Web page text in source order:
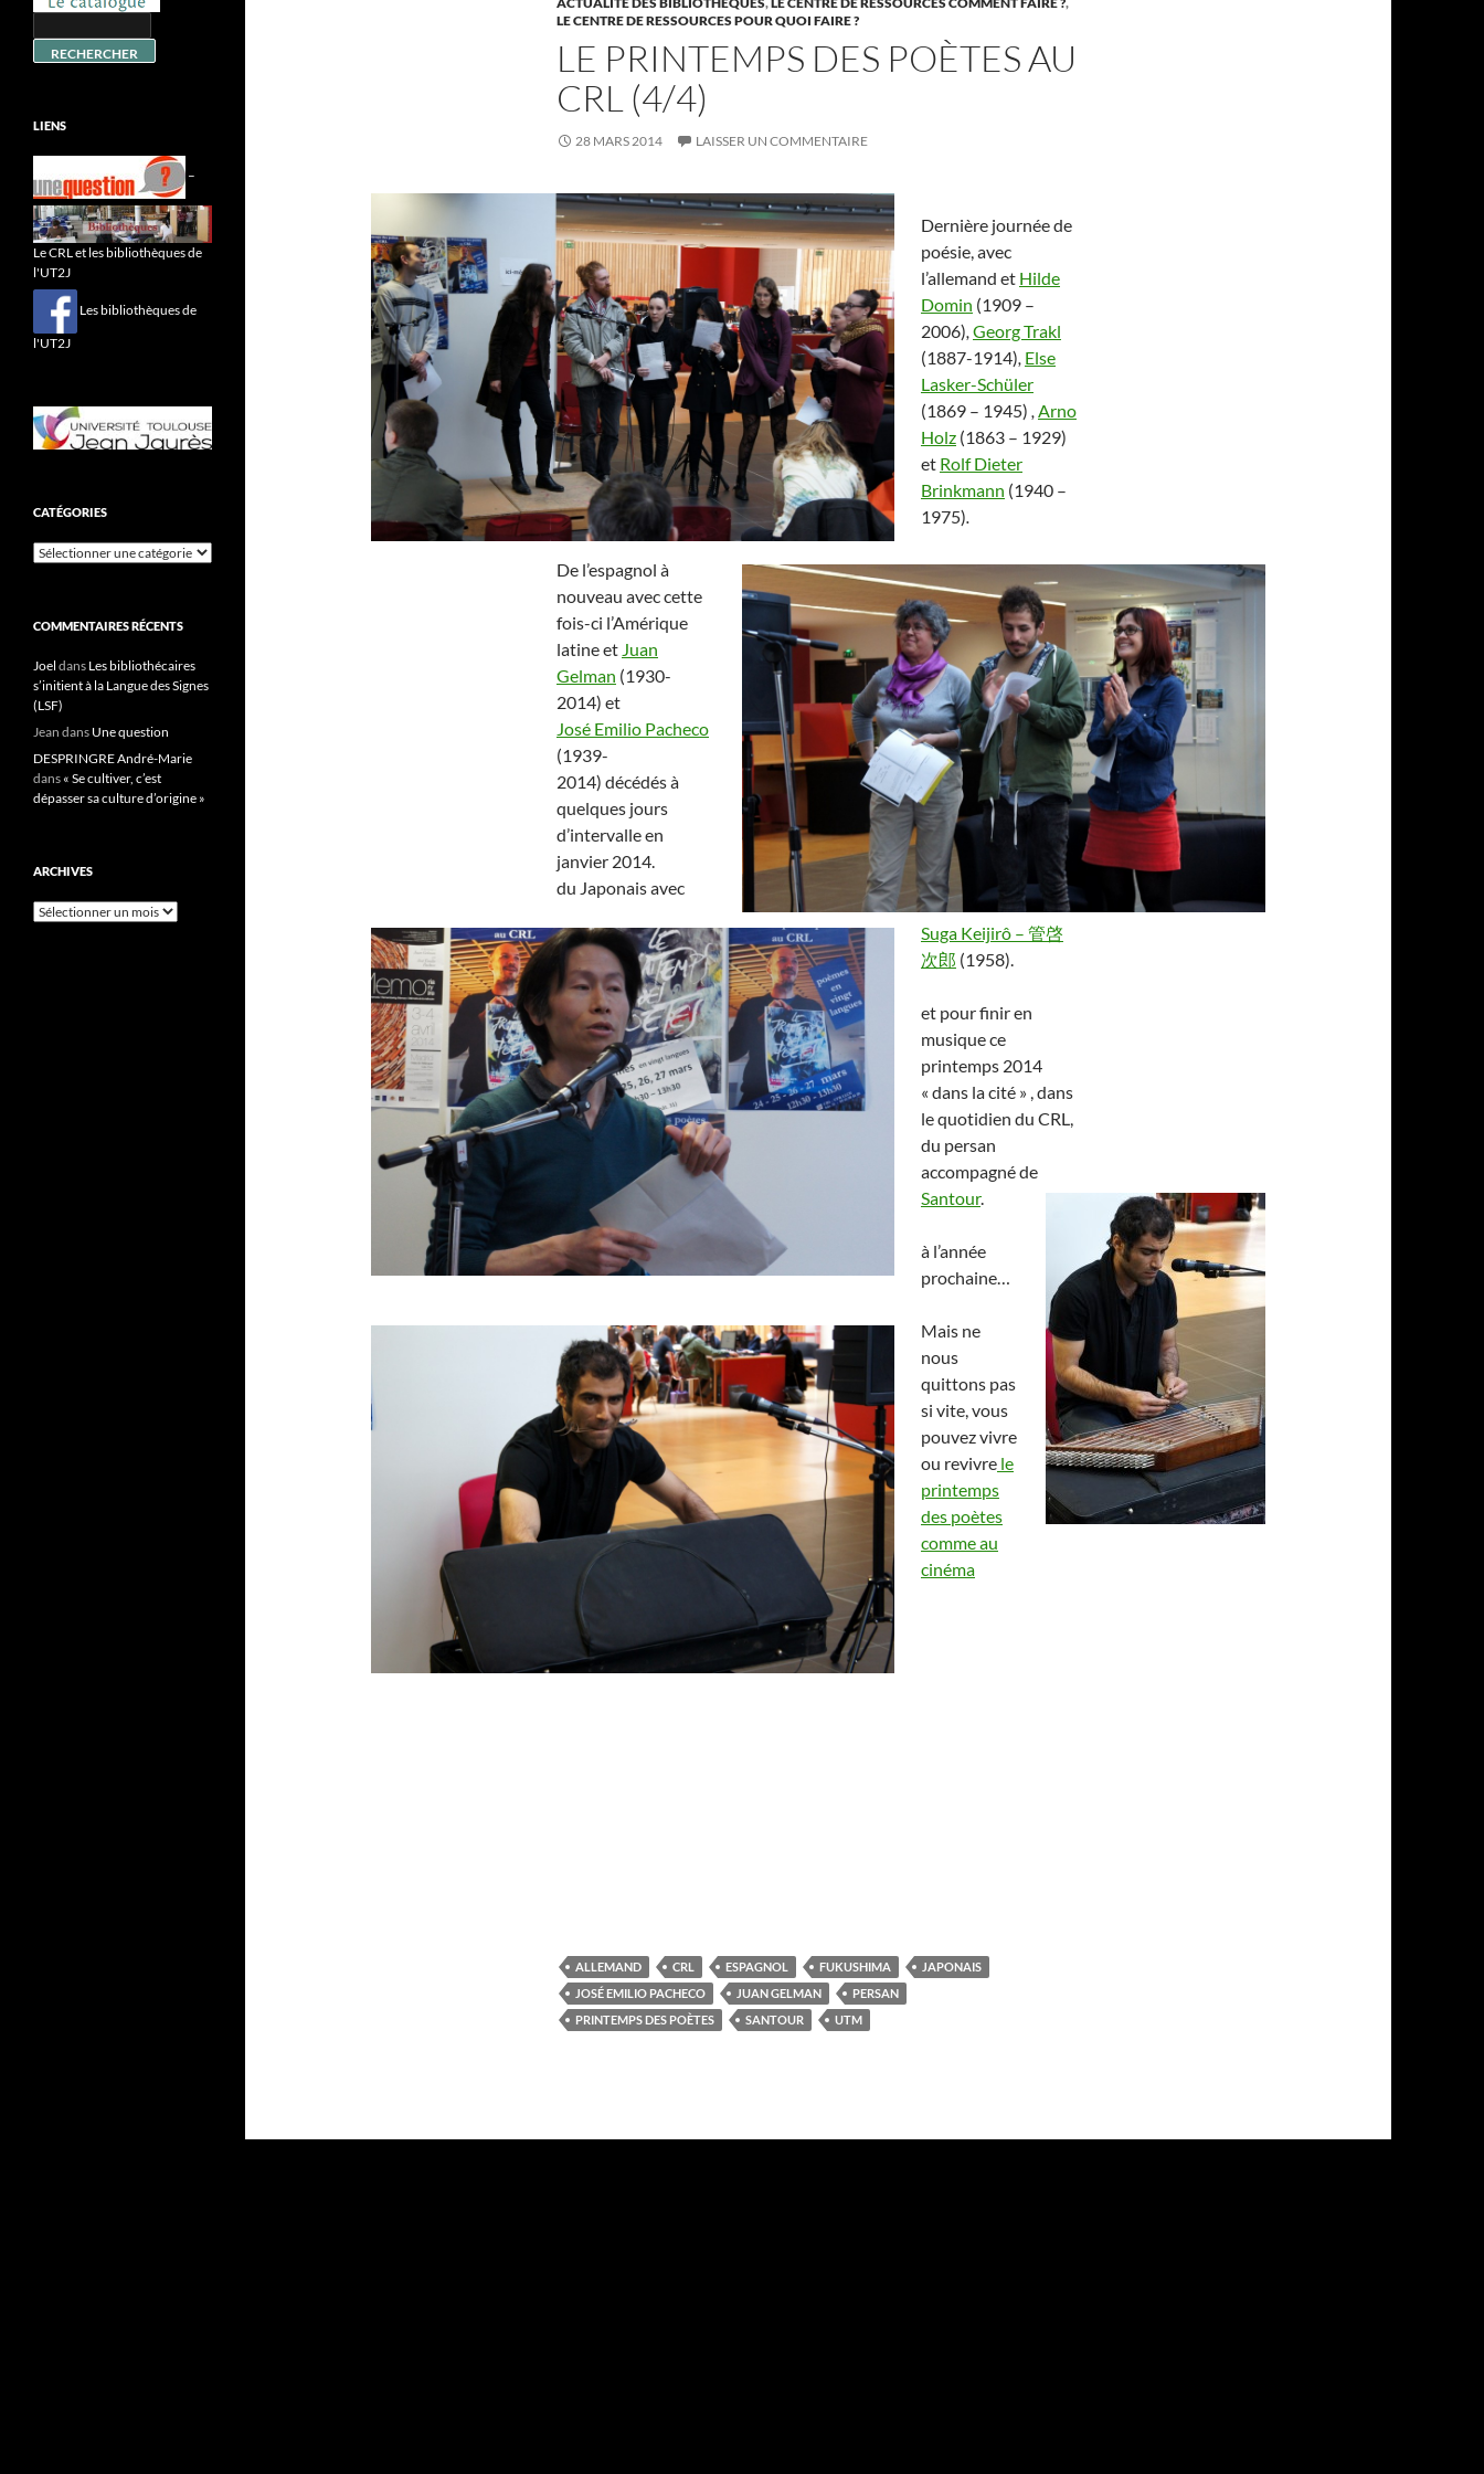
LE CENTRE DE RESSOURCES POUR QUOI FAIRE ?
LE PRINTEMPS DES POÈTES AU
CRL (4/4)
28 MARS 2014 LAISSER UN COMMENTAIRE
Dernière journée de
poésie, avec
l’allemand et Hilde
Domin (1909 –
2006), Georg Trakl
(1887-1914), Else
Lasker-Schüler
(1869 – 1945) , Arno
Holz (1863 – 1929)
et Rolf Dieter
Brinkmann (1940 –
1975).
De l’espagnol à
nouveau avec cette
fois-ci l’Amérique
latine et Juan
Gelman (1930-
2014) et
José Emilio Pacheco
(1939-
2014) décédés à
quelques jours
d’intervalle en
janvier 2014.
du Japonais avec
Suga Keijirô – 管啓
次郎 (1958).
et pour finir en
musique ce
printemps 2014
« dans la cité » , dans
le quotidien du CRL,
du persan
accompagné de
Santour.
à l’année
prochaine…
Mais ne
nous
quittons pas
si vite, vous
pouvez vivre
ou revivre le
printemps
des poètes
comme au
cinéma
ALLEMAND CRL ESPAGNOL FUKUSHIMA
JAPONAIS
JOSÉ EMILIO PACHECO
JUAN GELMAN
PERSAN
PRINTEMPS DES POÈTES
SANTOUR UTM
LIENS
–
Le CRL et les bibliothèques de
l'UT2J
Les bibliothèques de
l'UT2J
CATÉGORIES
Catégories
COMMENTAIRES RÉCENTS
Joel dans Les bibliothécaires
s’initient à la Langue des Signes
(LSF)
Jean dans Une question
DESPRINGRE André-Marie
dans « Se cultiver, c’est
dépasser sa culture d’origine »
ARCHIVES
Archives